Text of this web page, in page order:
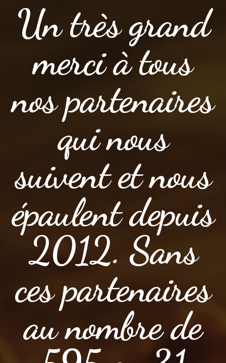
Un très grand
merci à tous
nos partenaires
qui nous
suivent et nous
épaulent depuis
2012. Sans
ces partenaires
au nombre de